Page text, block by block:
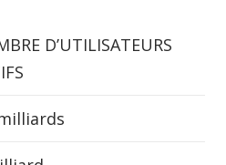
D’UTILISATEURS